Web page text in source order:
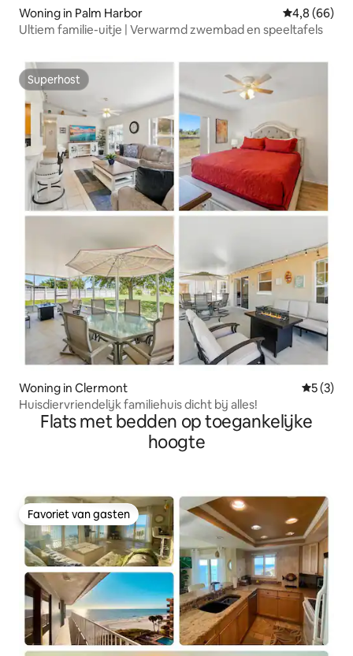
Woning in Palm Harbor Gemiddelde
4,8 (66)
Ultiem familie-uitje | Verwarmd zwembad en speeltafels
Superhost
Superhost
Woning in Clermont
5 (3)
Huisdiervriendelijk familiehuis dicht bij alles!
Flats met bedden op toegankelijke
hoogte
Favoriet van gasten
Favoriet van gasten